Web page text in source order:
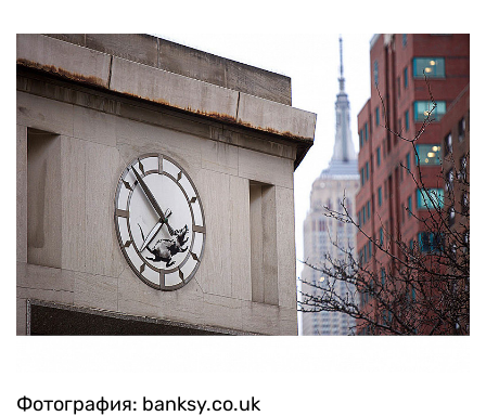
Фотография: banksy.co.uk